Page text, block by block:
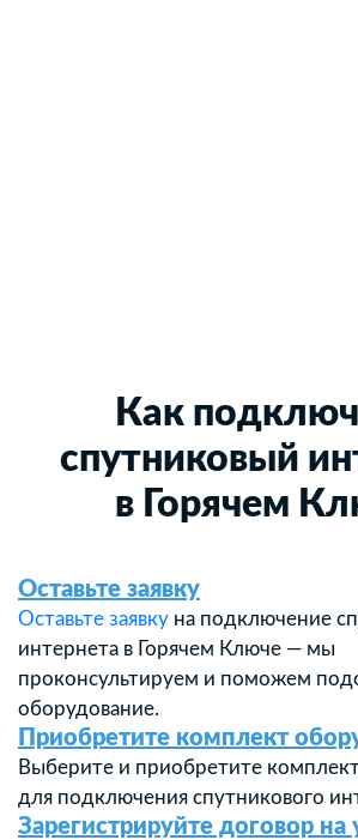
Как
спутниковый
в Горячем
Оставьте заявку
Оставьте заявку на подключение
интернета в Горячем Ключе — мы
проконсультируем и поможем
оборудование.
Приобретите комплект
Выберите и приобретите
для подключения спутникового
Зарегистрируйте договор на